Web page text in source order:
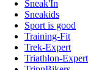
Sneak'In
Sneakids
Sport is good
Training-Fit
Trek-Expert
Triathlon-Expert